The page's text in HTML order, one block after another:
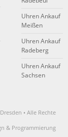
Uhren Ankauf
Meißen
Uhren Ankauf
Radeberg
Uhren Ankauf
Sachsen
• Alle Rechte
& Programmierung